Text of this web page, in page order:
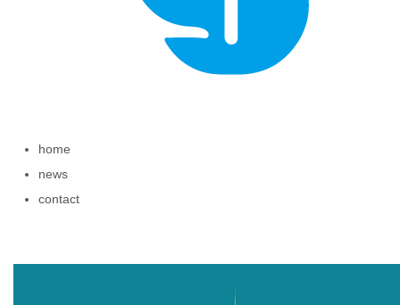
home
news
contact